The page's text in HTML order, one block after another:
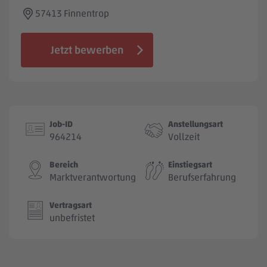
57413 Finnentrop
Jetzt bewerben
Job-ID
964214
Anstellungsart
Vollzeit
Bereich
Marktverantwortung
Einstiegsart
Berufserfahrung
Vertragsart
unbefristet